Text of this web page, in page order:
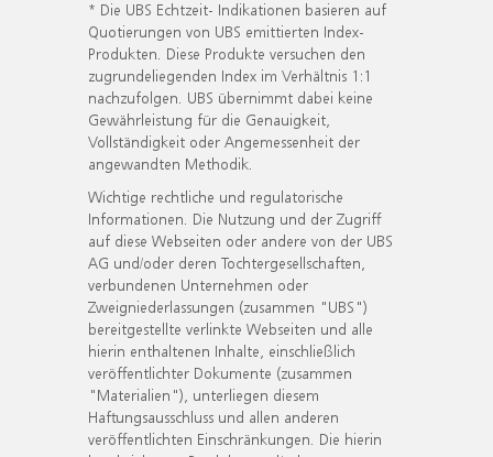
* Die UBS Echtzeit- Indikationen basieren auf
Quotierungen von UBS emittierten Index-
Produkten. Diese Produkte versuchen den
zugrundeliegenden Index im Verhältnis 1:1
nachzufolgen. UBS übernimmt dabei keine
Gewährleistung für die Genauigkeit,
Vollständigkeit oder Angemessenheit der
angewandten Methodik.
Wichtige rechtliche und regulatorische
Informationen. Die Nutzung und der Zugriff
auf diese Webseiten oder andere von der UBS
AG und/oder deren Tochtergesellschaften,
verbundenen Unternehmen oder
Zweigniederlassungen (zusammen "UBS")
bereitgestellte verlinkte Webseiten und alle
hierin enthaltenen Inhalte, einschließlich
veröffentlichter Dokumente (zusammen
"Materialien"), unterliegen diesem
Haftungsausschluss und allen anderen
veröffentlichten Einschränkungen. Die hierin